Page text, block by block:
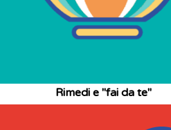
Rimedi e "fai da te"